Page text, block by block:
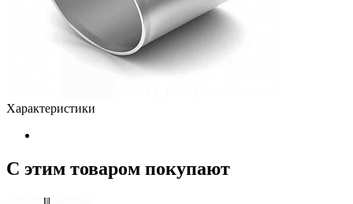
Характеристики
С этим товаром покупают